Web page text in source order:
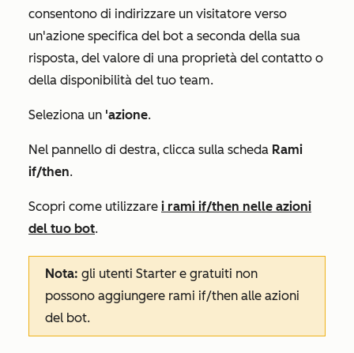
consentono di indirizzare un visitatore verso
un'azione specifica del bot a seconda della sua
risposta, del valore di una proprietà del contatto o
della disponibilità del tuo team.
Seleziona un 'azione.
Nel pannello di destra, clicca sulla scheda Rami
if/then.
Scopri come utilizzare i rami if/then nelle azioni
del tuo bot.
Nota: gli utenti Starter e gratuiti non
possono aggiungere rami if/then alle azioni
del bot.